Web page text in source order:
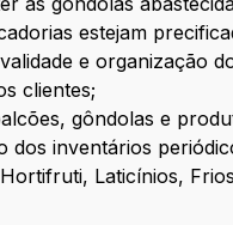
estejam
e organização
clientes;
gôndolas e
dos inventários
Laticínios,